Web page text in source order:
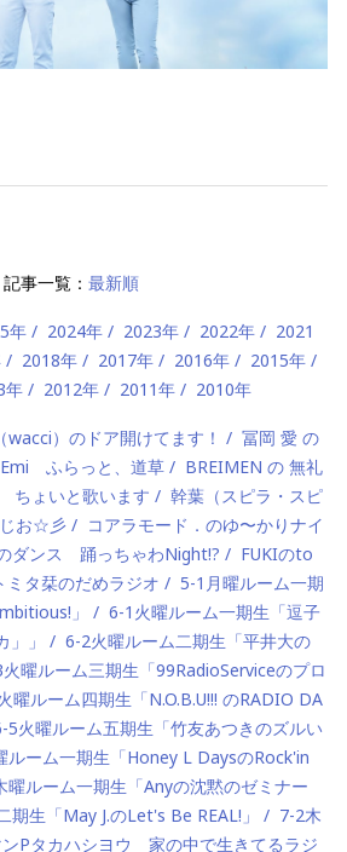
記事一覧： 最新順
年 2024年 2023年 2022年
2021
2018年 2017年 2016年
2015年
年 2012年 2011年 2010年
wacci）のドア開けてます！
冨岡 愛 の
ふらっと、道草
BREIMEN の 無礼
ちょいと歌います
幹葉（スピラ・スピ
お☆彡
コアラモード．のゆ〜かりナイ
ダンス 踊っちゃわNight!?
FUKIのto
タ栞のだめラジオ
5-1月曜ルーム一期
」
6-1火曜ルーム一期生「逗子
」
6-2火曜ルーム二期生「平井大の
曜ルーム三期生「99RadioServiceのプロ
曜ルーム四期生「N.O.B.U!!! のRADIO DA
5火曜ルーム五期生「竹友あつきのズルい
ルーム一期生「Honey L DaysのRock'in
曜ルーム一期生「Anyの沈黙のゼミナー
期生「May J.のLet's Be REAL!」
7-2木
Pタカハシヨウ 家の中で生きてるラジ